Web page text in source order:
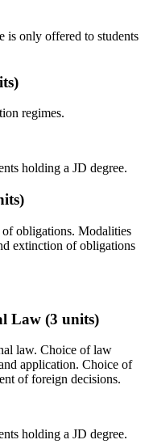
is only offered to students
regimes.
holding a JD degree.
obligations. Modalities
extinction of obligations
Law (3 units)
law. Choice of law
application. Choice of
of foreign decisions.
holding a JD degree.